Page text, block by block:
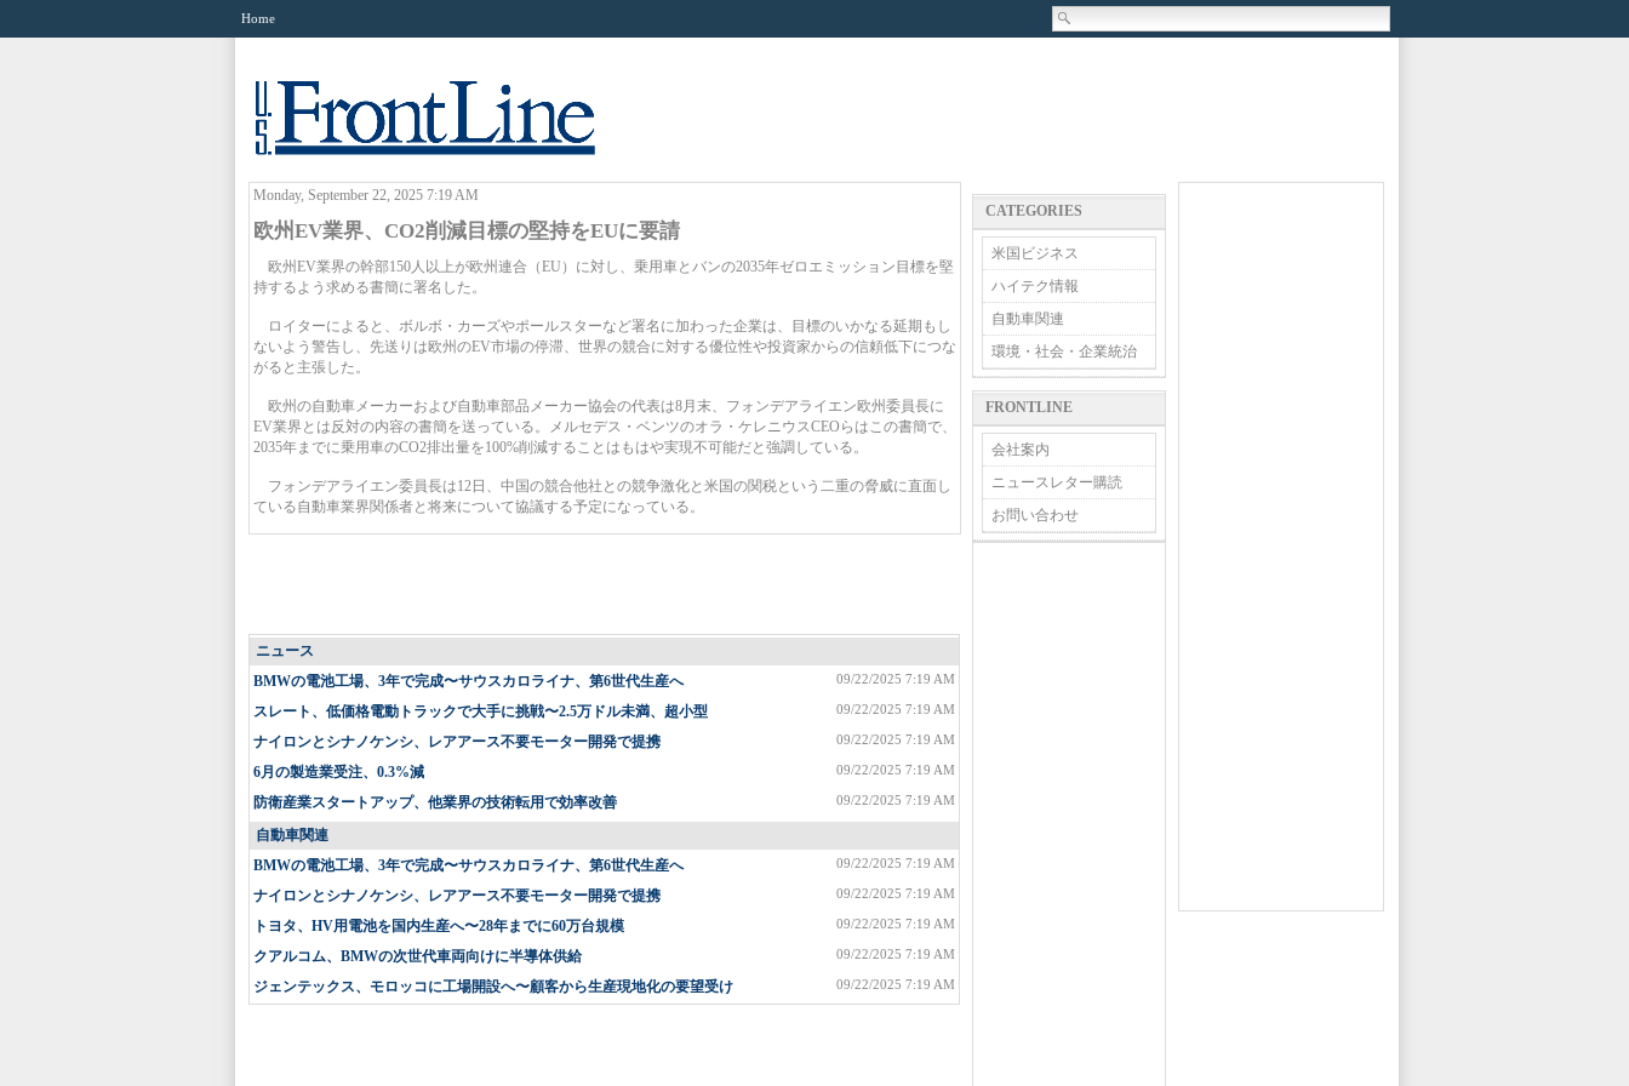
Home
Monday, September 22, 2025 7:19 AM
欧州EV業界、CO2削減目標の堅持をEUに要請
欧州EV業界の幹部150人以上が欧州連合（EU）に対し、乗用車とバンの2035年ゼロエミッション目標を堅
持するよう求める書簡に署名した。
ロイターによると、ボルボ・カーズやポールスターなど署名に加わった企業は、目標のいかなる延期もし
ないよう警告し、先送りは欧州のEV市場の停滞、世界の競合に対する優位性や投資家からの信頼低下につな
がると主張した。
欧州の自動車メーカーおよび自動車部品メーカー協会の代表は8月末、フォンデアライエン欧州委員長に
EV業界とは反対の内容の書簡を送っている。メルセデス・ベンツのオラ・ケレニウスCEOらはこの書簡で、
2035年までに乗用車のCO2排出量を100%削減することはもはや実現不可能だと強調している。
フォンデアライエン委員長は12日、中国の競合他社との競争激化と米国の関税という二重の脅威に直面し
ている自動車業界関係者と将来について協議する予定になっている。
ニュース
09/22/2025 7:19 AM
BMWの電池工場、3年で完成〜サウスカロライナ、第6世代生産へ
09/22/2025 7:19 AM
スレート、低価格電動トラックで大手に挑戦〜2.5万ドル未満、超小型
09/22/2025 7:19 AM
ナイロンとシナノケンシ、レアアース不要モーター開発で提携
09/22/2025 7:19 AM
6月の製造業受注、0.3%減
09/22/2025 7:19 AM
防衛産業スタートアップ、他業界の技術転用で効率改善
自動車関連
09/22/2025 7:19 AM
BMWの電池工場、3年で完成〜サウスカロライナ、第6世代生産へ
09/22/2025 7:19 AM
ナイロンとシナノケンシ、レアアース不要モーター開発で提携
09/22/2025 7:19 AM
トヨタ、HV用電池を国内生産へ〜28年までに60万台規模
09/22/2025 7:19 AM
クアルコム、BMWの次世代車両向けに半導体供給
09/22/2025 7:19 AM
ジェンテックス、モロッコに工場開設へ〜顧客から生産現地化の要望受け
CATEGORIES
米国ビジネス
ハイテク情報
自動車関連
環境・社会・企業統治
FRONTLINE
会社案内
ニュースレター購読
お問い合わせ